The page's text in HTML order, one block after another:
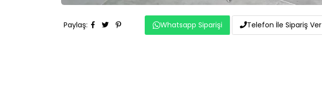
Paylaş: Whatsapp Siparişi Telefon İle Sipariş Ver